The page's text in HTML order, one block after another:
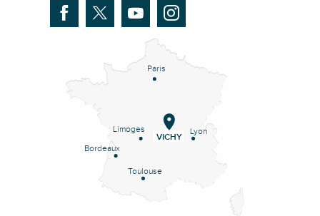
Paris
Lyon
Limoges
Bordeaux
Toulouse
VICHY